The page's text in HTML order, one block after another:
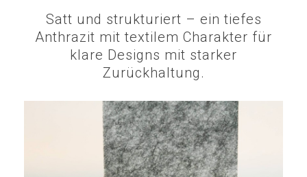
Satt und strukturiert – ein tiefes
Anthrazit mit textilem Charakter für
klare Designs mit starker
Zurückhaltung.